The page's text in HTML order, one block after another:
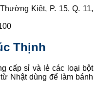
Kiệt, P. 15, Q. 11,
Thịnh
cấp sỉ và lẻ các loại bột
Nhật dùng để làm bánh